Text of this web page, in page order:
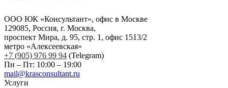
ООО ЮК «Консультант», офис в Москве
129085, Россия, г. Москва,
проспект Мира, д. 95, стр. 1, офис 1513/2
метро «Алексеевская»
+7 (905) 976 99 94 (Telegram)
Пн – Пт: 10:00 – 19:00
mail@krasconsultant.ru
Услуги